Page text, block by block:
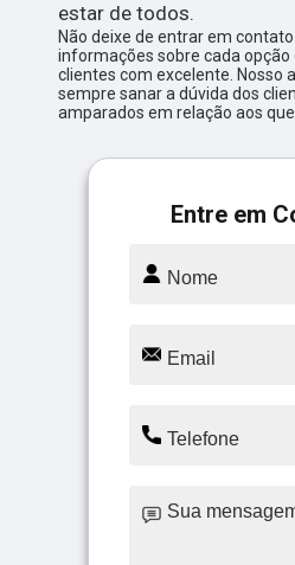
estar de todos.
Não deixe de entrar em
informações sobre cada
clientes com excelente. Nosso
sempre sanar a dúvida dos
amparados em relação aos
Entre em